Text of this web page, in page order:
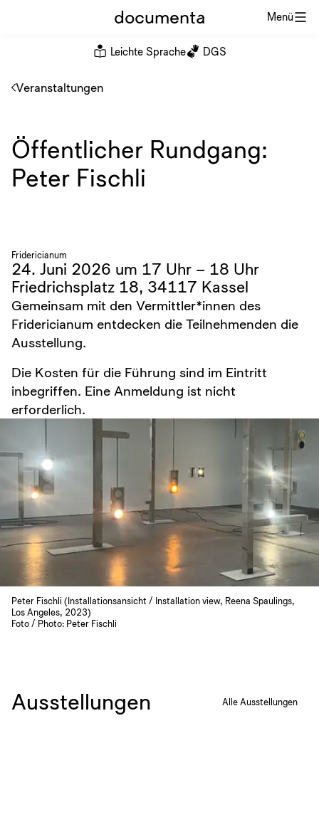
Menü
documenta
Leichte Sprache DGS
Veranstaltungen
Öffentlicher Rundgang:
Peter Fischli
Fridericianum
24. Juni 2026 um 17 Uhr – 18 Uhr
Friedrichsplatz 18, 34117 Kassel
Gemeinsam mit den Vermittler*innen des
Fridericianum entdecken die Teilnehmenden die
Ausstellung.
Die Kosten für die Führung sind im Eintritt
inbegriffen. Eine Anmeldung ist nicht
erforderlich.
Peter Fischli (Installationsansicht / Installation view, Reena Spaulings,
Los Angeles, 2023)
Foto / Photo: Peter Fischli
Ausstellungen Alle Ausstellungen